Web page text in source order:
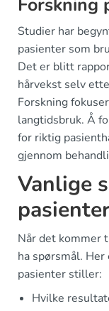
Forskning
Studier har
pasienter som
Det er blitt
hårvekst selv
Forskning
langtidsbruk. Å
for riktig
gjennom
Vanlige
Når det kommer
ha spørsmål.
pasienter stiller:
Hvilke